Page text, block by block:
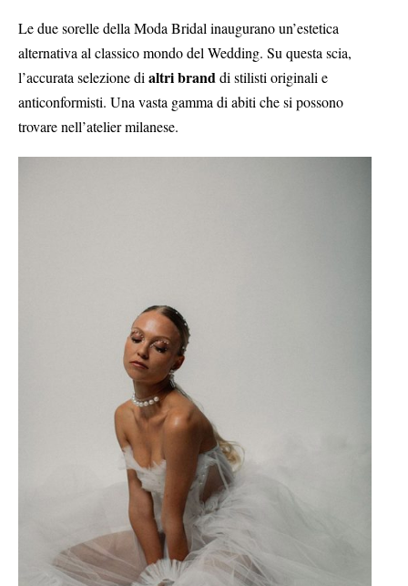
Le due sorelle della Moda Bridal inaugurano un’estetica
alternativa al classico mondo del Wedding. Su questa scia,
l’accurata selezione di altri branddi stilisti originali e
anticonformisti. Una vasta gamma di abiti che si possono
trovare nell’atelier milanese.